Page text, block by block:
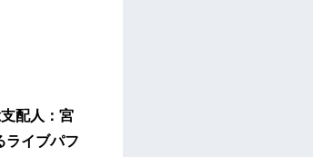
配人：宮
ライブパフ